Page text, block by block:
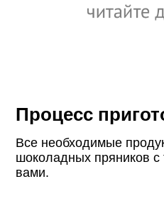
Процесс
Все необходимые
шоколадных пряников
вами.